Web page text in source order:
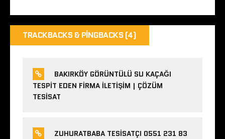
TRACKBACKS & PINGBACKS (4)
BAKIRKÖY GÖRÜNTÜLÜ SU KAÇAĞI
TESPIT EDEN FIRMA ILETIŞIM | ÇÖZÜM
TESISAT
ZUHURATBABA TESISATÇI 0551 231 83